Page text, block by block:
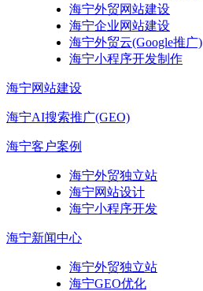
海宁外贸网站建设
海宁企业网站建设
海宁外贸云(Google推广)
海宁小程序开发制作
海宁网站建设
海宁AI搜索推广(GEO)
海宁客户案例
海宁外贸独立站
海宁网站设计
海宁小程序开发
海宁新闻中心
海宁外贸独立站
海宁GEO优化